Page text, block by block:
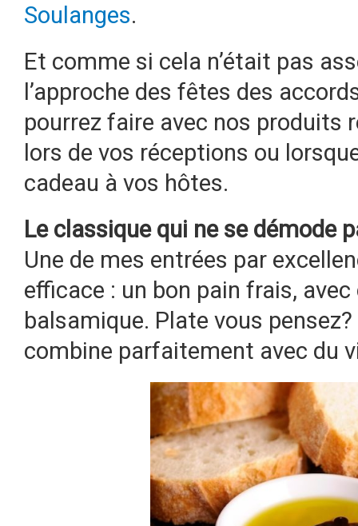
Soulanges.
Et comme si cela n’était pas
l’approche des fêtes des
pourrez faire avec nos produits
lors de vos réceptions ou
cadeau à vos hôtes.
Le classique qui ne se démode
Une de mes entrées par
efficace : un bon pain frais, avec
balsamique. Plate vous
combine parfaitement avec du